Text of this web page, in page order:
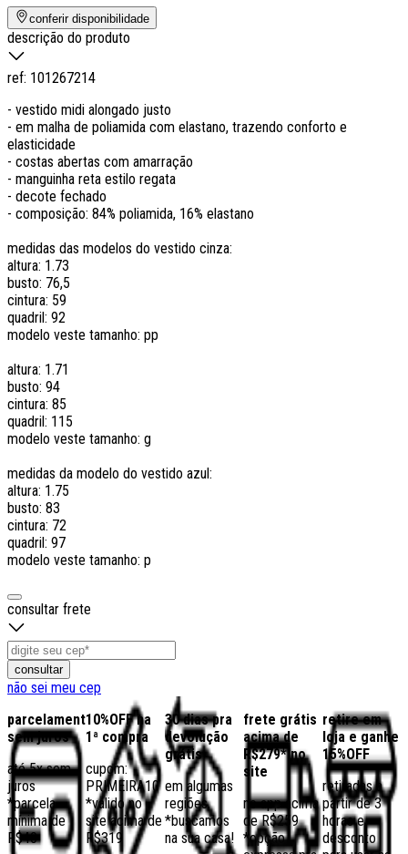
conferir disponibilidade
descrição do produto
ref: 101267214
- vestido midi alongado justo
- em malha de poliamida com elastano, trazendo conforto e
elasticidade
- costas abertas com amarração
- manguinha reta estilo regata
- decote fechado
- composição: 84% poliamida, 16% elastano
medidas das modelos do vestido cinza:
altura: 1.73
busto: 76,5
cintura: 59
quadril: 92
modelo veste tamanho: pp
altura: 1.71
busto: 94
cintura: 85
quadril: 115
modelo veste tamanho: g
medidas da modelo do vestido azul:
altura: 1.75
busto: 83
cintura: 72
quadril: 97
modelo veste tamanho: p
consultar frete
consultar
não sei meu cep
parcelamento
sem juros
até 5x sem
juros
*parcela
mínima de
R$40
10%OFF na
1ª compra
cupom:
PRIMEIRA10
*válido no
site acima de
R$319
30 dias pra
devolução
grátis
em algumas
regiões,
*buscamos
na sua casa!
frete grátis
acima de
R$279* no
site
no app acima
de R$259
*opção
retire em
loja e ganhe
15%OFF
retiradas a
partir de 3
horas e
desconto